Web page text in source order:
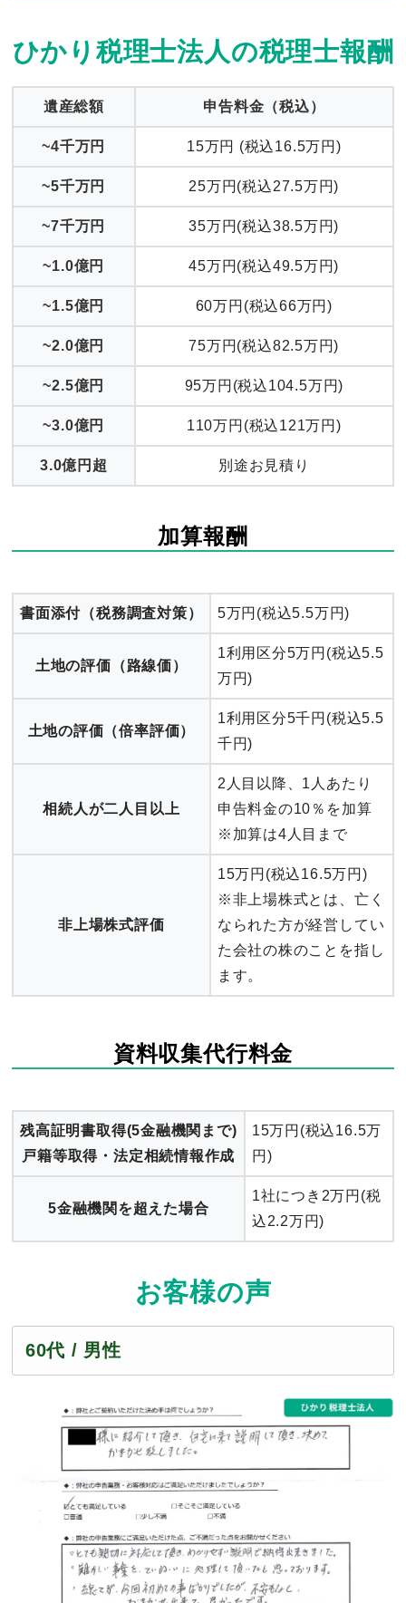
無料面談のご予約など
ひかり税理士法人の税理士報酬
遺産総額 申告料金 （税込）
~4千万円 15万円 (税込16.5万円)
~5千万円 25万円(税込27.5万円)
~7千万円 35万円(税込38.5万円)
~1.0億円 45万円(税込49.5万円)
~1.5億円 60万円(税込66万円)
~2.0億円 75万円(税込82.5万円)
~2.5億円 95万円(税込104.5万円)
~3.0億円 110万円(税込121万円)
3.0億円超 別途お見積り
加算報酬
書面添付（税務調査対策） 5万円(税込5.5万円)
土地の評価（路線価）
1利用区分5万円(税込5.5
万円)
土地の評価（倍率評価）
1利用区分5千円(税込5.5
千円)
相続人が二人目以上
2人目以降、1人あたり
申告料金の10％を加算
※加算は4人目まで
非上場株式評価
15万円(税込16.5万円)
※非上場株式とは、亡く
なられた方が経営してい
た会社の株のことを指し
ます。
資料収集代行料金
残高証明書取得(5金融機関まで)
戸籍等取得・法定相続情報作成
15万円(税込16.5万
円)
5金融機関を超えた場合
1社につき2万円(税
込2.2万円)
お客様の声
60代 / 男性